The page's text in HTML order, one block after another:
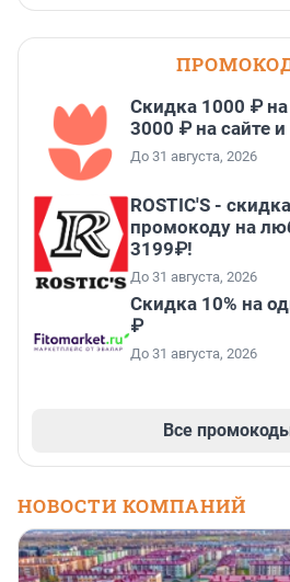
Скидка 1000 ₽
3000 ₽ на сайте
До 31 августа, 2026
ROSTIC'S -
промокоду на
3199₽!
До 31 августа, 2026
Скидка 10% на
₽
До 31 августа, 2026
Все
НОВОСТИ КОМПАНИЙ